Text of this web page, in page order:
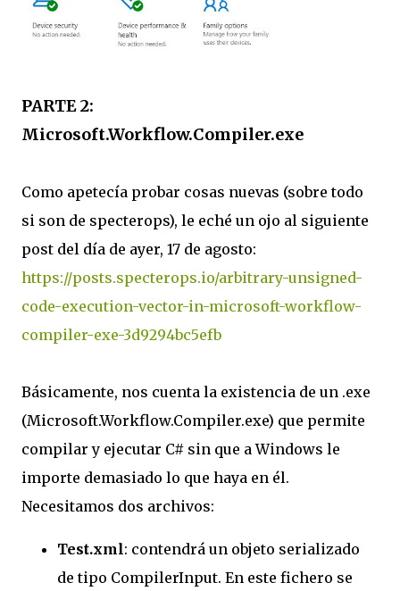
PARTE 2:
Microsoft.Workflow.Compiler.exe
Como apetecía probar cosas nuevas (sobre todo
si son de specterops), le eché un ojo al siguiente
post del día de ayer, 17 de agosto:
https://posts.specterops.io/arbitrary-unsigned-
code-execution-vector-in-microsoft-workflow-
compiler-exe-3d9294bc5efb
Básicamente, nos cuenta la existencia de un .exe
(Microsoft.Workflow.Compiler.exe) que permite
compilar y ejecutar C# sin que a Windows le
importe demasiado lo que haya en él.
Necesitamos dos archivos:
Test.xml: contendrá un objeto serializado
de tipo CompilerInput. En este fichero se